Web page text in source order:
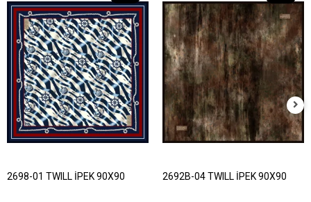
2698-01 TWILL İPEK 90X90 2692B-04 TWILL İPEK 90X90